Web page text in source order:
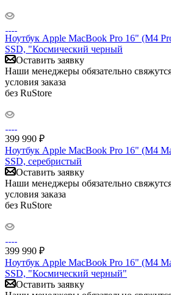
Ноутбук Apple MacBook Pro 16" (M4
SSD, "Космический черный
Оставить заявку
Наши менеджеры обязательно
условия заказа
без RuStore
399 990 ₽
Ноутбук Apple MacBook Pro 16" (M4
SSD, серебристый
Оставить заявку
Наши менеджеры обязательно
условия заказа
без RuStore
399 990 ₽
Ноутбук Apple MacBook Pro 16" (M4
SSD, "Космический черный"
Оставить заявку